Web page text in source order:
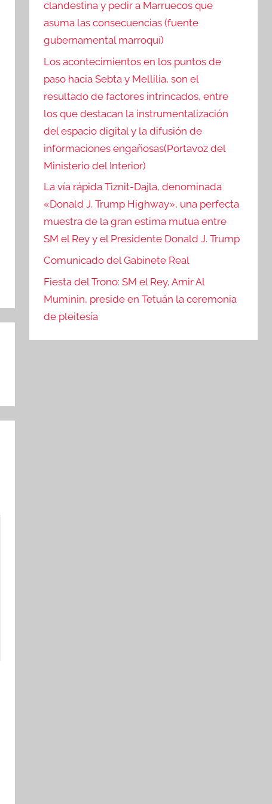
clandestina y pedir a Marruecos que
asuma las consecuencias (fuente
gubernamental marroquí)
Los acontecimientos en los puntos de
paso hacia Sebta y Mellilia, son el
resultado de factores intrincados, entre
los que destacan la instrumentalización
del espacio digital y la difusión de
informaciones engañosas(Portavoz del
Ministerio del Interior)
La vía rápida Tiznit-Dajla, denominada
«Donald J. Trump Highway», una perfecta
muestra de la gran estima mutua entre
SM el Rey y el Presidente Donald J. Trump
Comunicado del Gabinete Real
Fiesta del Trono: SM el Rey, Amir Al
Muminin, preside en Tetuán la ceremonia
de pleitesía